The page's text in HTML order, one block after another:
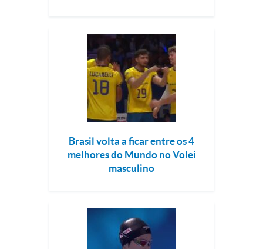
Brasil volta a ficar entre os 4
melhores do Mundo no Volei
masculino